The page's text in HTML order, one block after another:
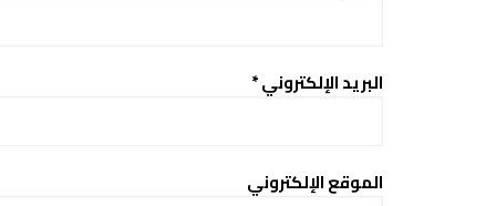
البريد الإلكتروني*
الموقع الإلكتروني